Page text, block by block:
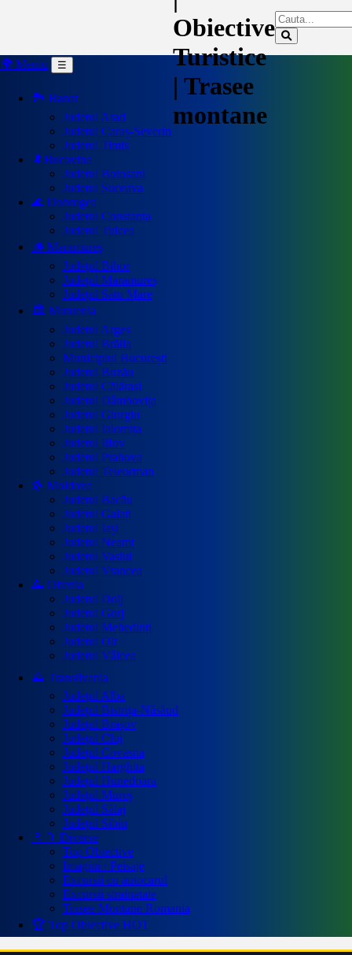
Obiective
Turistice
| Trasee
montane
🌍 Meniu ☰
🏞️ Banat
Județul Arad
Județul Caraș-Severin
Județul Timiș
🌲Bucovina
Județul Botoșani
Județul Suceava
🌊 Dobrogea
Județul Constanța
Județul Tulcea
🪵 Maramureș
Județul Bihor
Județul Maramureș
Județul Satu Mare
🏛️ Muntenia
Județul Argeș
Județul Brăila
Municipiul București
Județul Buzău
Județul Călărași
Județul Dâmbovița
Județul Giurgiu
Județul Ialomița
Județul Ilfov
Județul Prahova
Județul Teleorman
🍇 Moldova
Județul Bacău
Județul Galați
Județul Iași
Județul Neamț
Județul Vaslui
Județul Vrancea
🌄 Oltenia
Județul Dolj
Județul Gorj
Județul Mehedinți
Județul Olt
Județul Vâlcea
⛰️ Transilvania
Județul Alba
Județul Bistrița-Năsăud
Județul Brașov
Județul Cluj
Județul Covasna
Județul Harghita
Județul Hunedoara
Județul Mureș
Județul Sălaj
Județul Sibiu
🇷🇴 Diverse
Top Obiective
Imagini / Peisaje
Excursii cu autocarul
Excursii strainatate
Trasee Montane Romania
🏆 Top Obiective HOT